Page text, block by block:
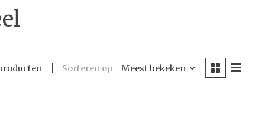
Sorteren op Meest bekeken